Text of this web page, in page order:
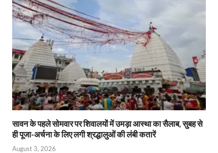
p k
dl
y
सावन के पहले सोमवार पर शिवालयों में उमड़ा आस्था का सैलाब, सुबह से
ही पूजा-अर्चना के लिए लगी श्रद्धालुओं की लंबी कतारें
August 3, 2026